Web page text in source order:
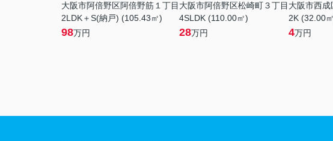
大阪市阿倍野区阿倍野筋１丁目
2LDK＋S(納戸) (105.43㎡)
98万円
大阪市阿倍野区松崎町３丁目
4SLDK (110.00㎡)
28万円
大阪市西成
2K (32.00
4万円